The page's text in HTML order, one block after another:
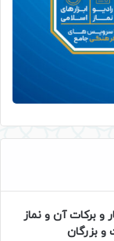
و برکات آن و نماز
و بزرگان